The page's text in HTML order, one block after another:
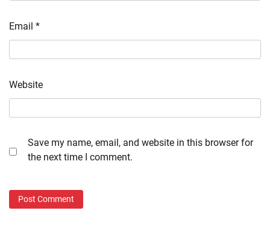
Email *
Website
Save my name, email, and website in this browser for
the next time I comment.